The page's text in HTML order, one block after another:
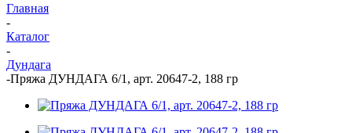
Главная
-
Каталог
-
Дундага
-Пряжа ДУНДАГА 6/1, арт. 20647-2, 188 гр